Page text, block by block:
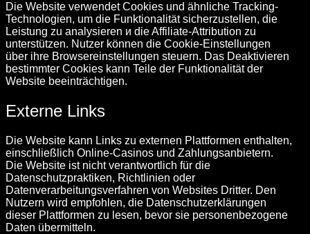
Die Website verwendet Cookies und ähnliche Tracking-
Technologien, um die Funktionalität sicherzustellen, die
Leistung zu analysieren и die Affiliate-Attribution zu
unterstützen. Nutzer können die Cookie-Einstellungen
über ihre Browsereinstellungen steuern. Das Deaktivieren
bestimmter Cookies kann Teile der Funktionalität der
Website beeinträchtigen.
Externe Links
Die Website kann Links zu externen Plattformen enthalten,
einschließlich Online-Casinos und Zahlungsanbietern.
Die Website ist nicht verantwortlich für die
Datenschutzpraktiken, Richtlinien oder
Datenverarbeitungsverfahren von Websites Dritter. Den
Nutzern wird empfohlen, die Datenschutzerklärungen
dieser Plattformen zu lesen, bevor sie personenbezogene
Daten übermitteln.